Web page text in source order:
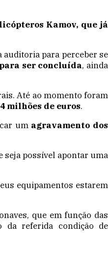
Kamov, que já
auditoria para perceber se
ser concluída, ainda
Até ao momento foram
milhões de euros.
umagravamento dos
seja possível apontar uma
equipamentos estarem
que em função das
da referida condição de